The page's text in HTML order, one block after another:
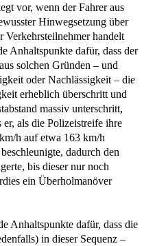
vor, wenn der Fahrer aus
Hinwegsetzung über
Verkehrsteilnehmer handelt
Anhaltspunkte dafür, dass der
solchen Gründen – und
oder Nachlässigkeit – die
erheblich überschritt und
massiv unterschritt,
er, als die Polizeistreife ihre
h auf etwa 163 km/h
dadurch den
bis dieser nur noch
ein Überholmanöver
Anhaltspunkte dafür, dass die
in dieser Sequenz –